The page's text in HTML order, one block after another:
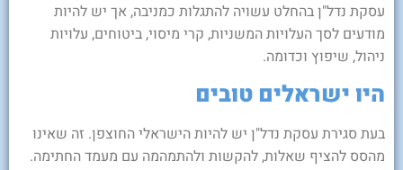
עסקת נדל"ן בהחלט עשויה להתגלות כמניבה, אך יש להיות
מודעים לסך העלויות המשניות, קרי מיסוי, ביטוחים, עלויות
ניהול, שיפוץ וכדומה.
היו ישראלים טובים
בעת סגירת עסקת נדל"ן יש להיות הישראלי החוצפן. זה שאינו
מהסס להציף שאלות, להקשות ולהתמהמה עם מעמד החתימה.